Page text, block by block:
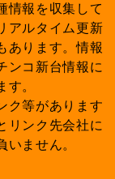
情報を収集して
アルタイム更新
あります。情報
ンコ新台情報に
。
ク等があります
リンク先会社に
ません。